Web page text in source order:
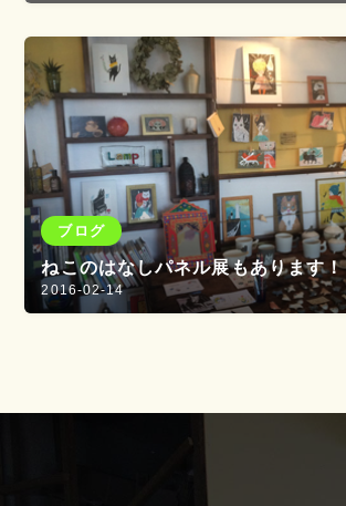
ブログ
ねこのはなしパネル展もあります！
2016-02-14